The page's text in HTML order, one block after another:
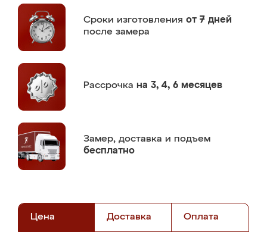
Сроки изготовления от 7 дней
после замера
Рассрочка на 3, 4, 6 месяцев
Замер, доставка и подъем
бесплатно
Цена Доставка Оплата